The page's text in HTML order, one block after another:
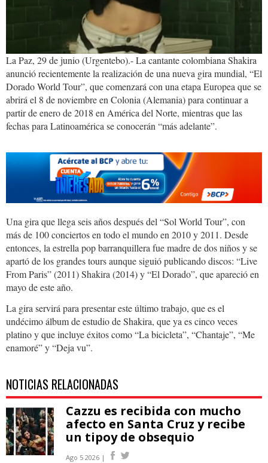
La Paz, 29 de junio (Urgentebo).- La cantante colombiana Shakira
anunció recientemente la realización de una nueva gira mundial, “El
Dorado World Tour”, que comenzará con una etapa Europea que se
abrirá el 8 de noviembre en Colonia (Alemania) para continuar a
partir de enero de 2018 en América del Norte, mientras que las
fechas para Latinoamérica se conocerán “más adelante”.
Una gira que llega seis años después del “Sol World Tour”, con
más de 100 conciertos en todo el mundo en 2010 y 2011. Desde
entonces, la estrella pop barranquillera fue madre de dos niños y se
apartó de los grandes tours aunque siguió publicando discos: “Live
From Paris” (2011) Shakira (2014) y “El Dorado”, que apareció en
mayo de este año.
La gira servirá para presentar este último trabajo, que es el
undécimo álbum de estudio de Shakira, que ya es cinco veces
platino y que incluye éxitos como “La bicicleta”, “Chantaje”, “Me
enamoré” y “Deja vu”.
NOTICIAS RELACIONADAS
Cazzu es recibida con mucho
afecto en Santa Cruz y recibe
un tipoy de obsequio
Ago 5 2026 |